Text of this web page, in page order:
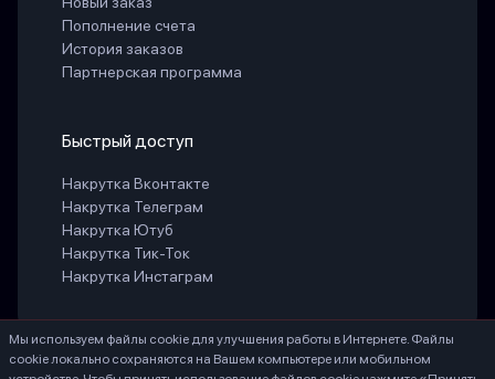
Мы используем файлы cookie для улучшения работы в Интернете. Файлы
cookie локально сохраняются на Вашем компьютере или мобильном
Пополнение счета
История заказов
Партнерская программа
Быстрый доступ
Накрутка Вконтакте
Накрутка Телеграм
Накрутка Ютуб
Накрутка Тик-Ток
Накрутка Инстаграм
БЕЛАЯ СВЕТЛАНА ГЕННАДИЕВНА ИНН 771888066530 ОГРНИП